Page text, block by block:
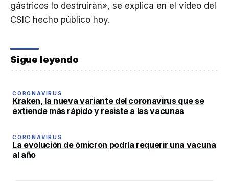
gástricos lo destruirán», se explica en el vídeo del
CSIC hecho público hoy.
Sigue leyendo
CORONAVIRUS
Kraken, la nueva variante del coronavirus que se
extiende más rápido y resiste a las vacunas
CORONAVIRUS
La evolución de ómicron podría requerir una vacuna
al año